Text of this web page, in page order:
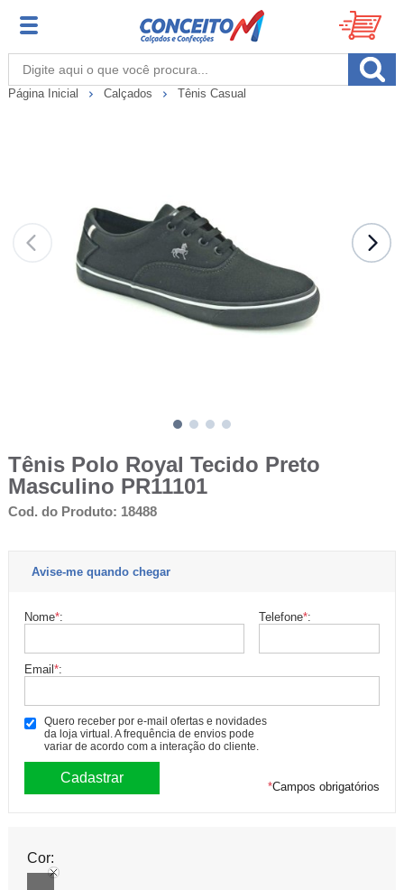
Página Inicial Calçados Tênis Casual
Tênis Polo Royal Tecido Preto
Masculino PR11101
Cod. do Produto: 18488
Avise-me quando chegar
Nome*: Telefone*:
Email*:
Quero receber por e-mail ofertas e novidades
da loja virtual. A frequência de envios pode
variar de acordo com a interação do cliente.
*Campos obrigatórios
Cor: